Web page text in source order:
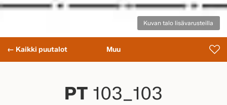
Kuvan talo lisävarusteilla
← Kaikki puutalot Muu
PT 103_103